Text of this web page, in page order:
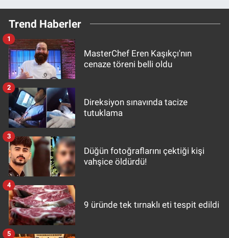
Trend Haberler
MasterChef Eren Kaşıkçı'nın
cenaze töreni belli oldu
1
Direksiyon sınavında tacize
tutuklama
2
Düğün fotoğraflarını çektiği kişi
vahşice öldürdü!
3
9 üründe tek tırnaklı eti tespit edildi
4
5